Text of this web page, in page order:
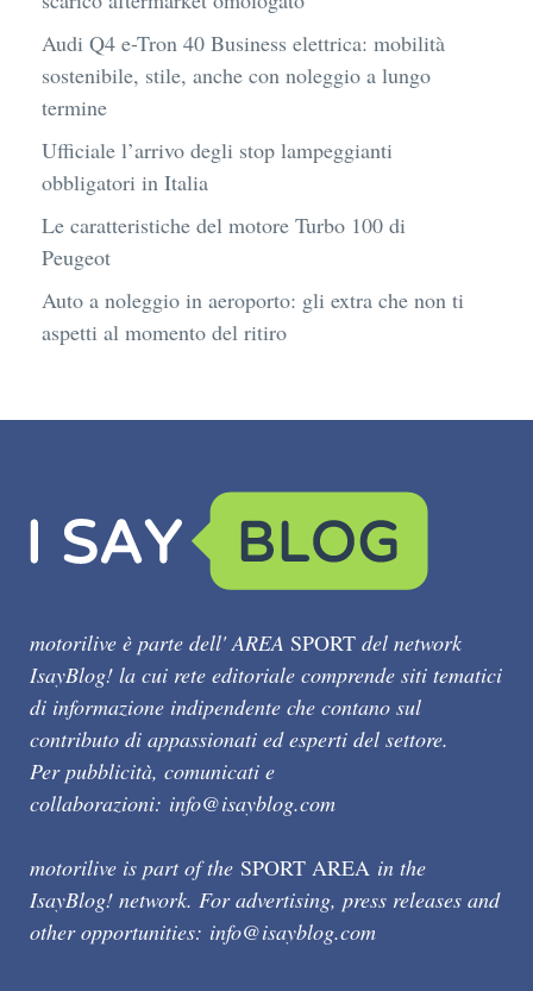
Audi Q4 e-Tron 40 Business elettrica: mobilità
sostenibile, stile, anche con noleggio a lungo
termine
Ufficiale l’arrivo degli stop lampeggianti
obbligatori in Italia
Le caratteristiche del motore Turbo 100 di
Peugeot
Auto a noleggio in aeroporto: gli extra che non ti
aspetti al momento del ritiro
motorilive è parte dell' AREA SPORT del network
IsayBlog! la cui rete editoriale comprende siti tematici
di informazione indipendente che contano sul
contributo di appassionati ed esperti del settore.
Per pubblicità, comunicati e
collaborazioni: info@isayblog.com
motorilive is part of the SPORT AREA in the
IsayBlog! network. For advertising, press releases and
other opportunities: info@isayblog.com